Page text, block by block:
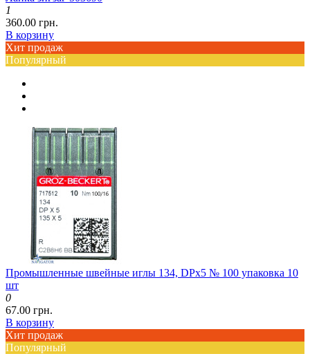
1
360.00 грн.
В корзину
Хит продаж
Популярный
Промышленные швейные иглы 134, DPx5 № 100 упаковка 10
шт
0
67.00 грн.
В корзину
Хит продаж
Популярный